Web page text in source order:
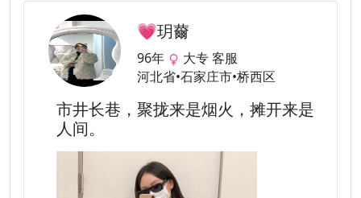
💗玥薾
96年
大专 客服
河北省•石家庄市•桥西区
市井长巷，聚拢来是烟火，摊开来是
人间。